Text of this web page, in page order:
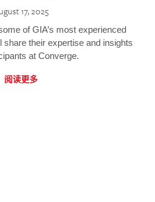
17, 2025
of GIA’s most experienced
share their expertise and insights
at Converge.
阅读更多